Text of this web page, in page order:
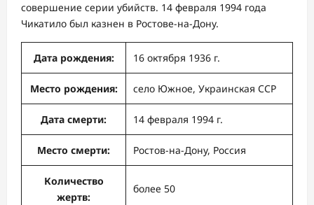
совершение серии убийств. 14 февраля 1994 года
Чикатило был казнен в Ростове-на-Дону.
Дата рождения: 16 октября 1936 г.
Место рождения: село Южное, Украинская ССР
Дата смерти: 14 февраля 1994 г.
Место смерти: Ростов-на-Дону, Россия
Количество
жертв:
более 50